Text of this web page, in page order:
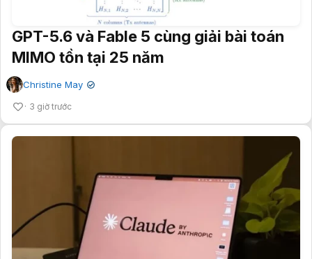
GPT-5.6 và Fable 5 cùng giải bài toán
MIMO tồn tại 25 năm
Christine May ✔
3 giờ trước